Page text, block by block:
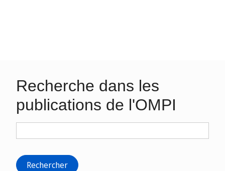
Recherche dans les
publications de l'OMPI
Rechercher